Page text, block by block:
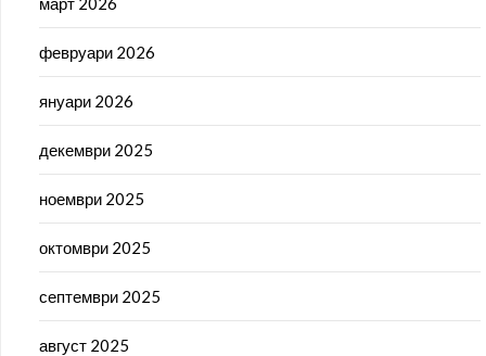
февруари 2026
януари 2026
декември 2025
ноември 2025
октомври 2025
септември 2025
август 2025